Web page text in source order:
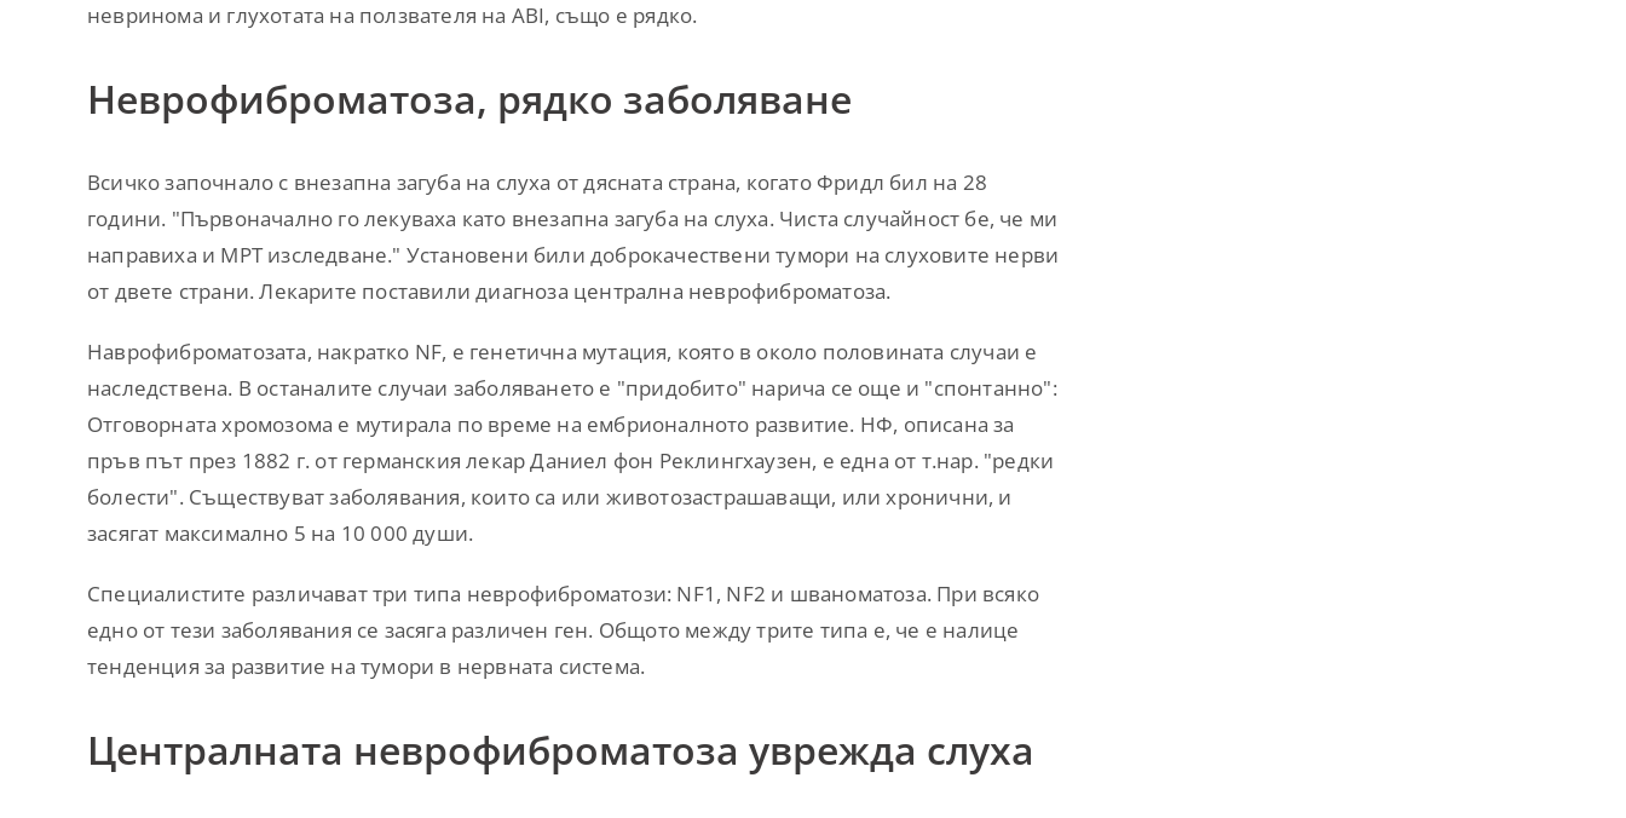
невринома и глухотата на ползвателя на ABI, също е рядко.
Неврофиброматоза, рядко заболяване
Всичко започнало с внезапна загуба на слуха от дясната страна, когато Фридл бил на 28
години. "Първоначално го лекуваха като внезапна загуба на слуха. Чиста случайност бе, че ми
направиха и МРТ изследване." Установени били доброкачествени тумори на слуховите нерви
от двете страни. Лекарите поставили диагноза централна неврофиброматоза.
Наврофиброматозата, накратко NF, е генетична мутация, която в около половината случаи е
наследствена. В останалите случаи заболяването е "придобито" нарича се още и "спонтанно":
Отговорната хромозома е мутирала по време на ембрионалното развитие. НФ, описана за
пръв път през 1882 г. от германския лекар Даниел фон Реклингхаузен, е една от т.нар. "редки
болести". Съществуват заболявания, които са или животозастрашаващи, или хронични, и
засягат максимално 5 на 10 000 души.
Специалистите различават три типа неврофиброматози: NF1, NF2 и шваноматоза. При всяко
едно от тези заболявания се засяга различен ген. Общото между трите типа е, че е налице
тенденция за развитие на тумори в нервната система.
Централната неврофиброматоза уврежда слуха